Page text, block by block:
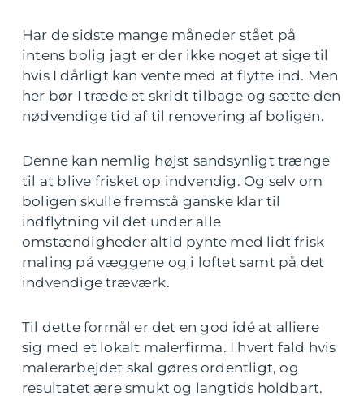
Har de sidste mange måneder stået på
intens bolig jagt er der ikke noget at sige til
hvis I dårligt kan vente med at flytte ind. Men
her bør I træde et skridt tilbage og sætte den
nødvendige tid af til renovering af boligen.
Denne kan nemlig højst sandsynligt trænge
til at blive frisket op indvendig. Og selv om
boligen skulle fremstå ganske klar til
indflytning vil det under alle
omstændigheder altid pynte med lidt frisk
maling på væggene og i loftet samt på det
indvendige træværk.
Til dette formål er det en god idé at alliere
sig med et lokalt malerfirma. I hvert fald hvis
malerarbejdet skal gøres ordentligt, og
resultatet ære smukt og langtids holdbart.